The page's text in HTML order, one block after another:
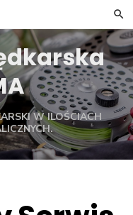
W ILOŚCIACH